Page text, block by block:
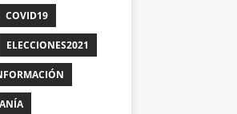
COVID19
ELECCIONES2021